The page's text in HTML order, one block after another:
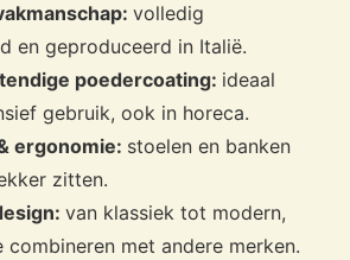
volledig
en geproduceerd in Italië.
poedercoating: ideaal
gebruik, ook in horeca.
ergonomie: stoelen en banken
zitten.
van klassiek tot modern,
met andere merken.